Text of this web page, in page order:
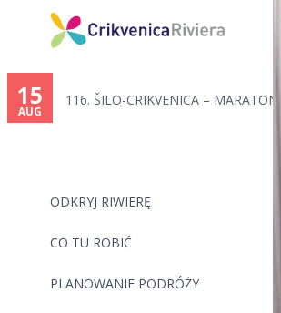
ODKRYJ RIWIERĘ
CO TU ROBIĆ
PLANOWANIE PODRÓŻY
15
AUG
116. ŠILO-CRIKVENICA – MARATON...
are
here